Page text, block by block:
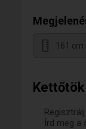
Írd meg
161 cm